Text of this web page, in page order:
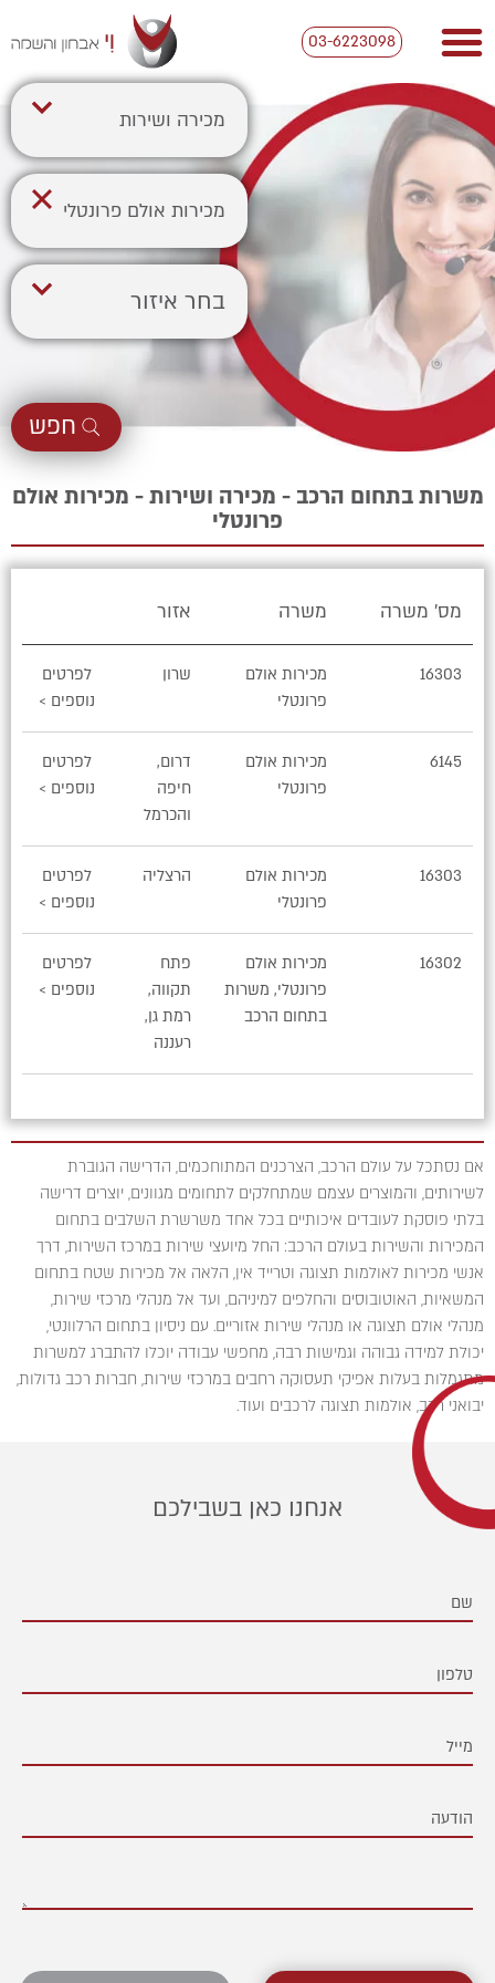
03-6223098
מכירה ושירות
מכירות אולם פרונטלי
בחר איזור
חפש
משרות בתחום הרכב - מכירה ושירות - מכירות אולם
פרונטלי
מס' משרה משרה אזור
16303
מכירות אולם
פרונטלי
שרון
לפרטים
נוספים >
6145
מכירות אולם
פרונטלי
דרום,
חיפה
והכרמל
לפרטים
נוספים >
16303
מכירות אולם
פרונטלי
הרצליה
לפרטים
נוספים >
16302
מכירות אולם
פרונטלי, משרות
בתחום הרכב
פתח
תקווה,
רמת גן,
רעננה
לפרטים
נוספים >
אם נסתכל על עולם הרכב, הצרכנים המתוחכמים, הדרישה הגוברת
לשירותים, והמוצרים עצמם שמתחלקים לתחומים מגוונים, יוצרים דרישה
בלתי פוסקת לעובדים איכותיים בכל אחד משרשרת השלבים בתחום
המכירות והשירות בעולם הרכב: החל מיועצי שירות במרכז השירות, דרך
אנשי מכירות לאולמות תצוגה וטרייד אין, הלאה אל מכירות שטח בתחום
המשאיות, האוטובוסים והחלפים למיניהם, ועד אל מנהלי מרכזי שירות,
מנהלי אולם תצוגה או מנהלי שירות אזוריים. עם ניסיון בתחום הרלוונטי,
יכולת למידה גבוהה וגמישות רבה, מחפשי עבודה יוכלו להתברג למשרות
מתגמלות בעלות אפיקי תעסוקה רחבים במרכזי שירות, חברות רכב גדולות,
יבואני רכב, אולמות תצוגה לרכבים ועוד.
אנחנו כאן בשבילכם